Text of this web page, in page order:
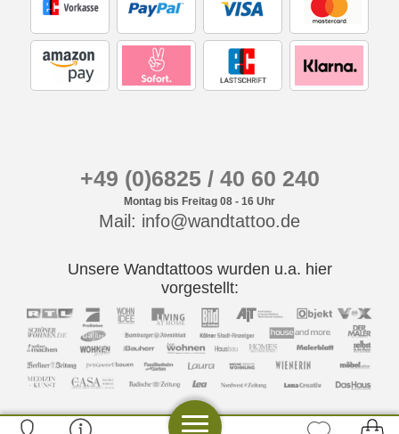
+49 (0)6825 / 40 60 240
Montag bis Freitag 08 - 16 Uhr
Mail: info@wandtattoo.de
Unsere Wandtattoos wurden u.a. hier
vorgestellt: